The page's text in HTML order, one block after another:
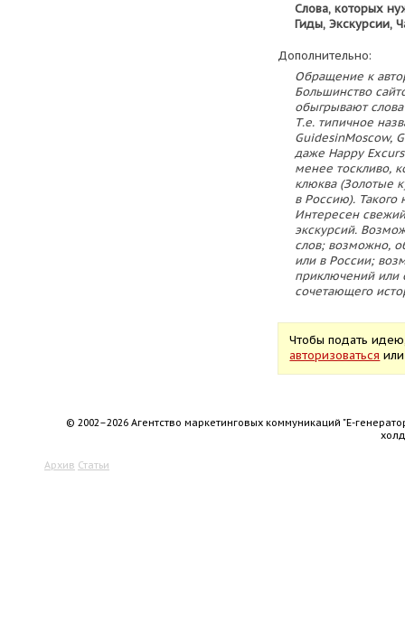
Слова, которых
Гиды, Экскурсии,
Дополнительно:
Обращение к
Большинство
обыгрывают слова
Т.е. типичное
GuidesinMoscow,
даже Happy
менее тоскливо,
клюква (Золотые
в Россию). Такого
Интересен
экскурсий.
слов; возможно,
или в России;
приключений или
сочетающего
Чтобы подать
авторизоваться
© 2002–2026 Агентство маркетинговых коммуникаций "Е-
Архив Статьи